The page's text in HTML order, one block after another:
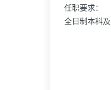
任职要求：
全日制本科